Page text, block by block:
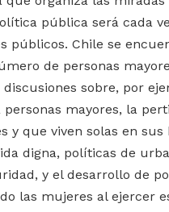
pública será cada
públicos. Chile se
de personas
sobre, por
mayores, la
y que viven solas en sus
digna, políticas de
y el desarrollo de
las mujeres al ejercer